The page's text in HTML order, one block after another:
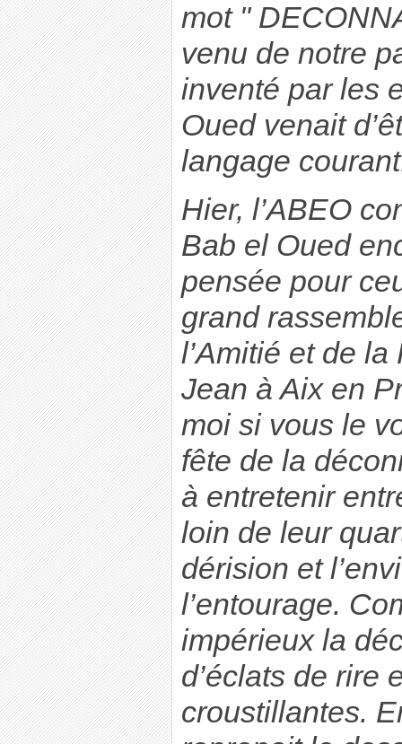
mot "
venu de notre
inventé par les
Oued venait
langage
Hier, l’ABEO
Bab el Oued
pensée pour
grand
l’Amitié et de
Jean à Aix en
moi si vous le
fête de la
à entretenir
loin de leur
dérision et
l’entourage.
impérieux la
d’éclats de rire
croustillantes.